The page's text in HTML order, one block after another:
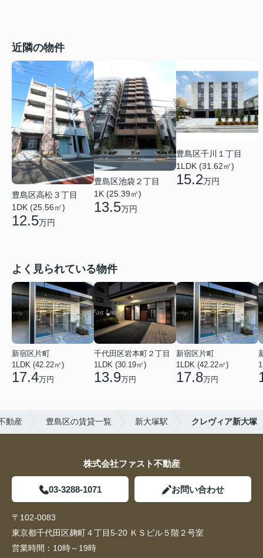
近隣の物件
豊島区高松３丁目
1DK (25.56㎡)
12.5万円
豊島区池袋２丁目
1K (25.39㎡)
13.5万円
豊島区千川１丁目
1LDK (31.62㎡)
15.2万円
よく見られている物件
新宿区片町
1LDK (42.22㎡)
17.4万円
千代田区岩本町２丁目
1LDK (30.19㎡)
13.9万円
新宿区片町
1LDK (42.22㎡)
17.8万円
動産 豊島区の賃貸一覧 新大塚駅 クレヴィア新大塚
株式会社ファスト不動産
03-3288-1071 お問い合わせ
〒102-0083
東京都千代田区麹町４丁目5-20 ＫＳビル５階２号室
営業時間： 10時～19時